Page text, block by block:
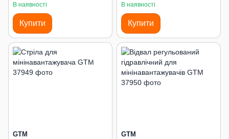
В наявності
Купити
В наявності
Купити
GTM GTM